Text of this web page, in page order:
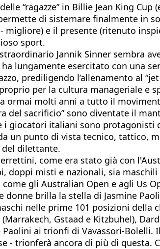
“ragazze” in Billie Jean King Cup
di sistemare finalmente in
e il presente (ritenuto
sport.
Jannik Sinner sembra
lungamente esercitato con una
prediligendo l’allenamento al “jet
per la cultura manageriale e
ormai molti anni a tutto il
del sacrificio” sono diventate il
i giocatori italiani sono protagonisti
un punto di vista tecnico, tattico,
del dilettante.
come era stato già con
doppi misti e nazionali, sia
gli Australian Open e agli Us
donne brilla la stella di Jasmine
nelle prime 101 posizioni della
Gstaad e Kitzbuhel),
ai trionfi di Vavassori-Bolelli.
- trionferà ancora di più di questa.